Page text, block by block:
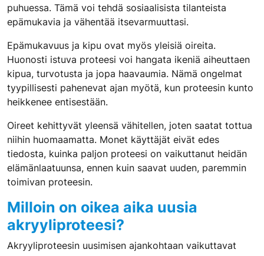
puhuessa. Tämä voi tehdä sosiaalisista tilanteista
epämukavia ja vähentää itsevarmuuttasi.
Epämukavuus ja kipu ovat myös yleisiä oireita.
Huonosti istuva proteesi voi hangata ikeniä aiheuttaen
kipua, turvotusta ja jopa haavaumia. Nämä ongelmat
tyypillisesti pahenevat ajan myötä, kun proteesin kunto
heikkenee entisestään.
Oireet kehittyvät yleensä vähitellen, joten saatat tottua
niihin huomaamatta. Monet käyttäjät eivät edes
tiedosta, kuinka paljon proteesi on vaikuttanut heidän
elämänlaatuunsa, ennen kuin saavat uuden, paremmin
toimivan proteesin.
Milloin on oikea aika uusia
akryyliproteesi?
Akryyliproteesin uusimisen ajankohtaan vaikuttavat